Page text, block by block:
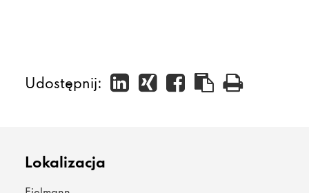
Udostępnij:
Lokalizacja